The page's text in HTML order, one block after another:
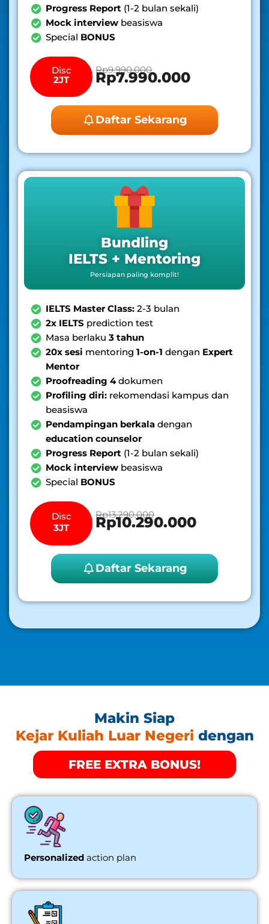
Progress Report (1-2 bulan sekali)
Mock interview beasiswa
Special BONUS
Disc
2JT
Rp9.990.000
Rp7.990.000
Daftar Sekarang
Bundling
IELTS + Mentoring
Persiapan paling komplit!
IELTS Master Class: 2-3 bulan
2x IELTS prediction test
Masa berlaku3 tahun
20x sesi mentoring1-on-1 dengan Expert
Mentor
Proofreading 4dokumen
Profiling diri: rekomendasi kampus dan
beasiswa
Pendampingan berkala dengan
education counselor
Progress Report (1-2 bulan sekali)
Mock interview beasiswa
Special BONUS
Disc
3JT
Rp13.290.000
Rp10.290.000
Daftar Sekarang
Makin Siap
Kejar Kuliah Luar Negeridengan
FREE EXTRA BONUS!
Personalized action plan